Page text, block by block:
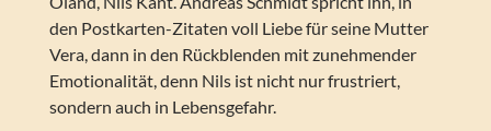
den Postkarten-Zitaten voll Liebe für seine Mutter
Vera, dann in den Rückblenden mit zunehmender
Emotionalität, denn Nils ist nicht nur frustriert,
sondern auch in Lebensgefahr.